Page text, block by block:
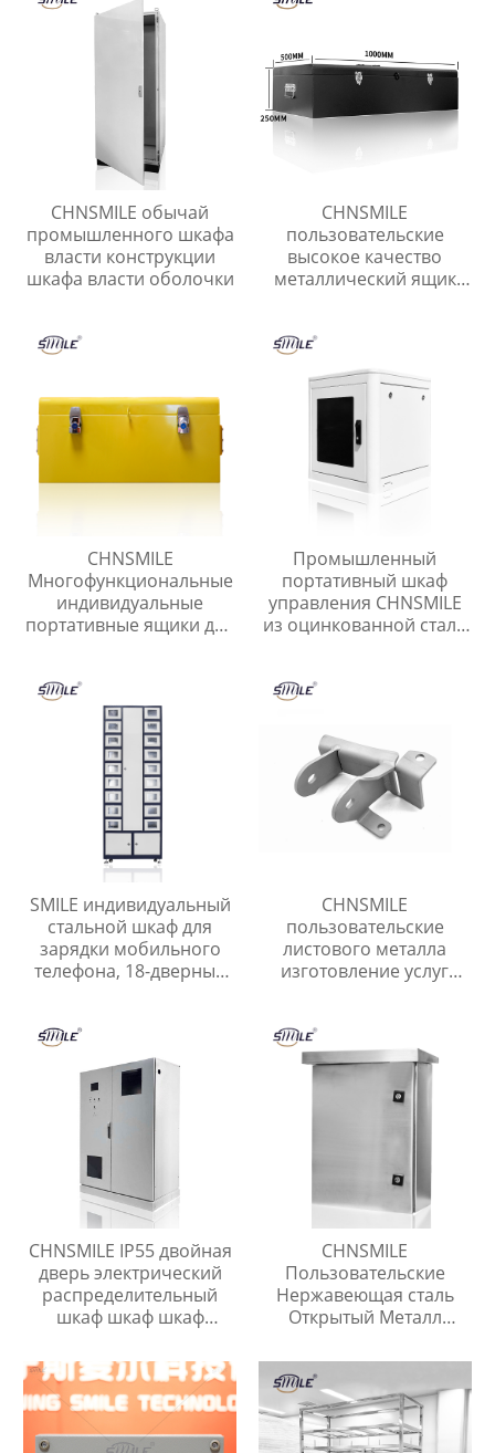
CHNSMILE обычай
промышленного шкафа
власти конструкции
шкафа власти оболочки
CHNSMILE
пользовательские
высокое качество
металлический ящик
портативный
инструмент ящик для
хранения
CHNSMILE
Многофункциональные
индивидуальные
портативные ящики для
Металлический ящик
для инструментов.
Промышленный
портативный шкаф
управления CHNSMILE
из оцинкованной стали
управлением
SMILE индивидуальный
стальной шкаф для
зарядки мобильного
телефона, 18-дверный
CHNSMILE
пользовательские
листового металла
изготовление услуг
Китайские поставщики
CHNSMILE IP55 двойная
дверь электрический
распределительный
шкаф шкаф шкаф
пользовательские
металлические шкаф
питания
CHNSMILE
Пользовательские
Нержавеющая сталь
Открытый Металл
Коробка Разъема